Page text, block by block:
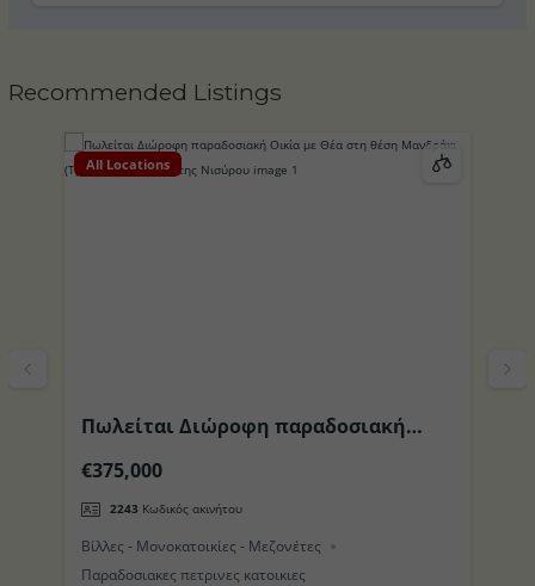
Recommended Listings
All Locations
Πωλείται Διώροφη παραδοσιακή
(Τρούλος) στο Νησί της Νισύρου
€375,000
2243 Κωδικός ακινήτου
Βίλλες - Μονοκατοικίες - Μεζονέτες
Παραδοσιακες πετρινες κατοικιες